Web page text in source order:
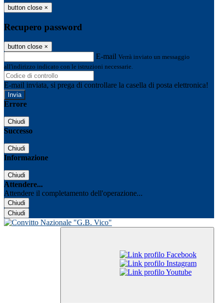
button close ×
Recupero password
button close ×
E-mail Verrà inviato un messaggio
all'indirizzo indicato con le istruzioni necessarie.
E-mail inviata, si prega di controllare la casella di posta elettronica!
Errore
Chiudi
Successo
Chiudi
Informazione
Chiudi
Attendere...
Attendere il completamento dell'operazione...
Chiudi
Chiudi